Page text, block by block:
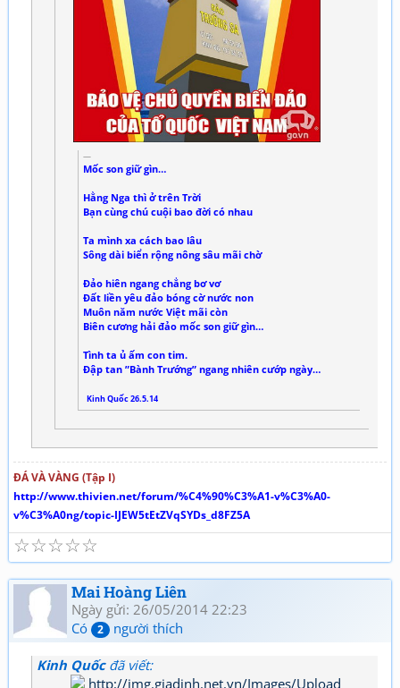
Mốc son giữ gìn…
Hằng Nga thì ở trên Trời
Bạn cùng chú cuội bao đời có nhau
Ta mình xa cách bao lâu
Sông dài biển rộng nông sâu mãi chờ
Đảo hiên ngang chẳng bơ vơ
Đất liền yêu đảo bóng cờ nước non
Muôn năm nước Việt mãi còn
Biên cương hải đảo mốc son giữ gìn…
Tình ta ủ ấm con tim.
Đập tan ”Bành Trướng” ngang nhiên cướp ngày…
Kinh Quốc 26.5.14
ĐÁ VÀ VÀNG (Tập I)
http://www.thivien.net/forum/%C4%90%C3%A1-v%C3%A0-
v%C3%A0ng/topic-IJEW5tEtZVqSYDs_d8FZ5A
☆
☆
☆
☆
☆
Mai Hoàng Liên
Ngày gửi: 26/05/2014 22:23
Có
2 người thích
Kinh Quốcđã viết: